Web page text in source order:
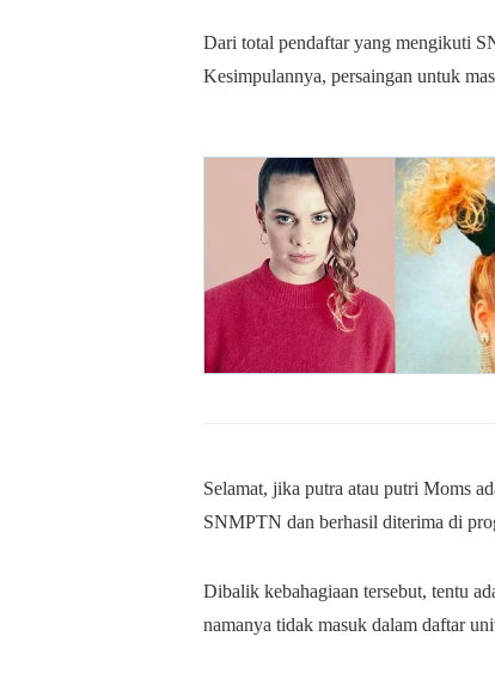
Dari total pendaftar yang mengikuti
Kesimpulannya, persaingan untuk
Selamat, jika putra atau putri Moms
SNMPTN dan berhasil diterima di
Dibalik kebahagiaan tersebut, tentu
namanya tidak masuk dalam daftar